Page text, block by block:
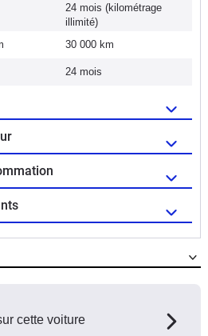
24 mois (kilométrage
illimité)
30 000 km
24 mois
cette voiture